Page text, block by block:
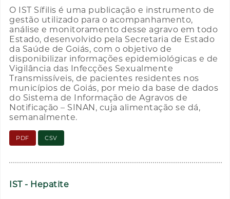
O IST Sífilis é uma publicação e instrumento de
gestão utilizado para o acompanhamento,
análise e monitoramento desse agravo em todo
Estado, desenvolvido pela Secretaria de Estado
da Saúde de Goiás, com o objetivo de
disponibilizar informações epidemiológicas e de
Vigilância das Infecções Sexualmente
Transmissíveis, de pacientes residentes nos
municípios de Goiás, por meio da base de dados
do Sistema de Informação de Agravos de
Notificação – SINAN, cuja alimentação se dá,
semanalmente.
PDF CSV
IST - Hepatite